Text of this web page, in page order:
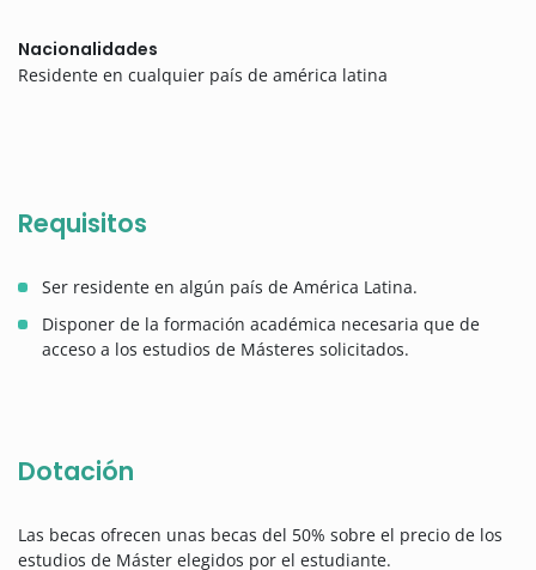
Nacionalidades
Residente en cualquier país de américa latina
Requisitos
Ser residente en algún país de América Latina.
Disponer de la formación académica necesaria que de
acceso a los estudios de Másteres solicitados.
Dotación
Las becas ofrecen unas becas del 50% sobre el precio de los
estudios de Máster elegidos por el estudiante.